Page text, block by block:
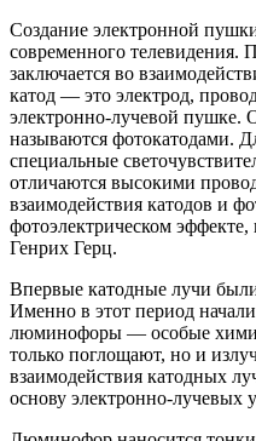
Создание электронной
современного
заключается во
катод — это электрод,
электронно-лучевой пушке.
называются фотокатодами.
специальные
отличаются высокими
взаимодействия катодов и
фотоэлектрическом эффекте,
Генрих Герц.
Впервые катодные лучи
Именно в этот период
люминофоры — особые
только поглощают, но и
взаимодействия катодных
основу электронно-лучевых